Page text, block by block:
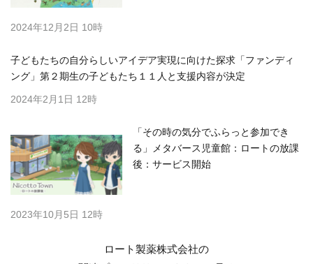
2024年12月2日 10時
子どもたちの自分らしいアイデア実現に向けた探求「ファンディ
ング」第２期生の子どもたち１１人と支援内容が決定
2024年2月1日 12時
「その時の気分でふらっと参加でき
る」メタバース児童館：ロートの放課
後：サービス開始
2023年10月5日 12時
ロート製薬株式会社の